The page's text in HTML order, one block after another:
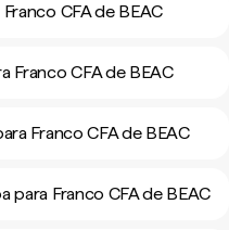
CFA de BEAC
Franco CFA de BEAC
Franco CFA de BEAC
para Franco CFA de BEAC